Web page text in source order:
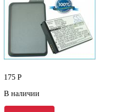
175 Р
В наличии